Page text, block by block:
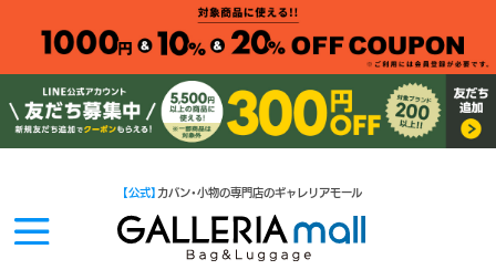
【公式】 カバン・小物の専門店のギャレリアモール